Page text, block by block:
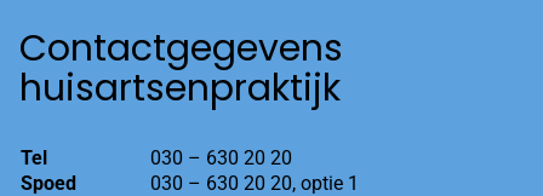
Contactgegevens
huisartsenpraktijk
Tel
030 – 630 20 20
Spoed
030 – 630 20 20, optie 1